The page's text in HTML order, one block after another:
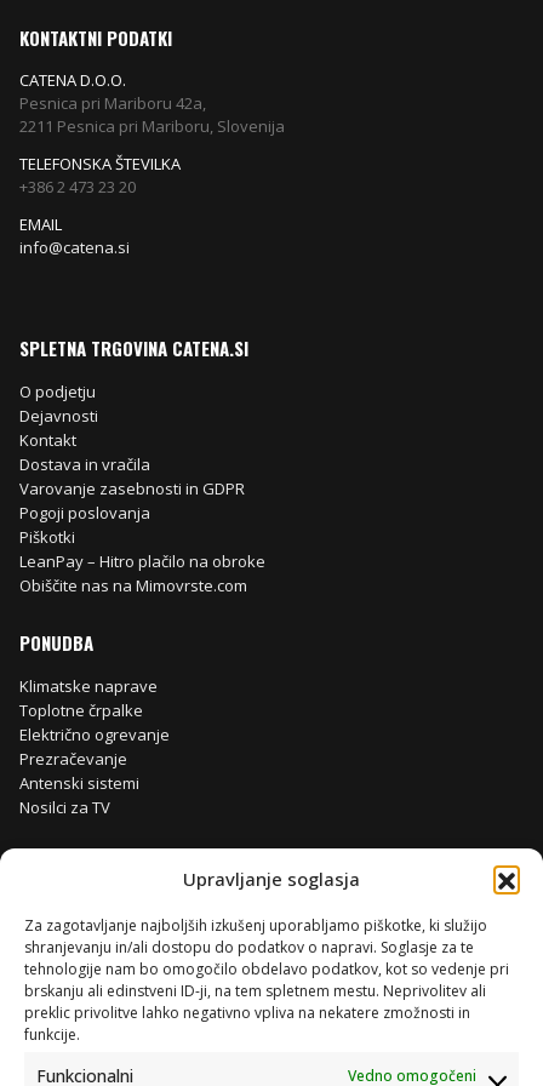
Upravljanje soglasja
Za zagotavljanje najboljših izkušenj uporabljamo piškotke, ki služijo
shranjevanju in/ali dostopu do podatkov o napravi. Soglasje za te
tehnologije nam bo omogočilo obdelavo podatkov, kot so vedenje pri
brskanju ali edinstveni ID-ji, na tem spletnem mestu. Neprivolitev ali
preklic privolitve lahko negativno vpliva na nekatere zmožnosti in
funkcije.
Funkcionalni Vedno omogočeni
KONTAKTNI PODATKI
CATENA D.O.O.
Pesnica pri Mariboru 42a,
2211 Pesnica pri Mariboru, Slovenija
TELEFONSKA ŠTEVILKA
+386 2 473 23 20
EMAIL
info@catena.si
SPLETNA TRGOVINA CATENA.SI
O podjetju
Dejavnosti
Kontakt
Dostava in vračila
Varovanje zasebnosti in GDPR
Pogoji poslovanja
Piškotki
LeanPay – Hitro plačilo na obroke
Obiščite nas na Mimovrste.com
PONUDBA
Klimatske naprave
Toplotne črpalke
Električno ogrevanje
Prezračevanje
Antenski sistemi
Nosilci za TV